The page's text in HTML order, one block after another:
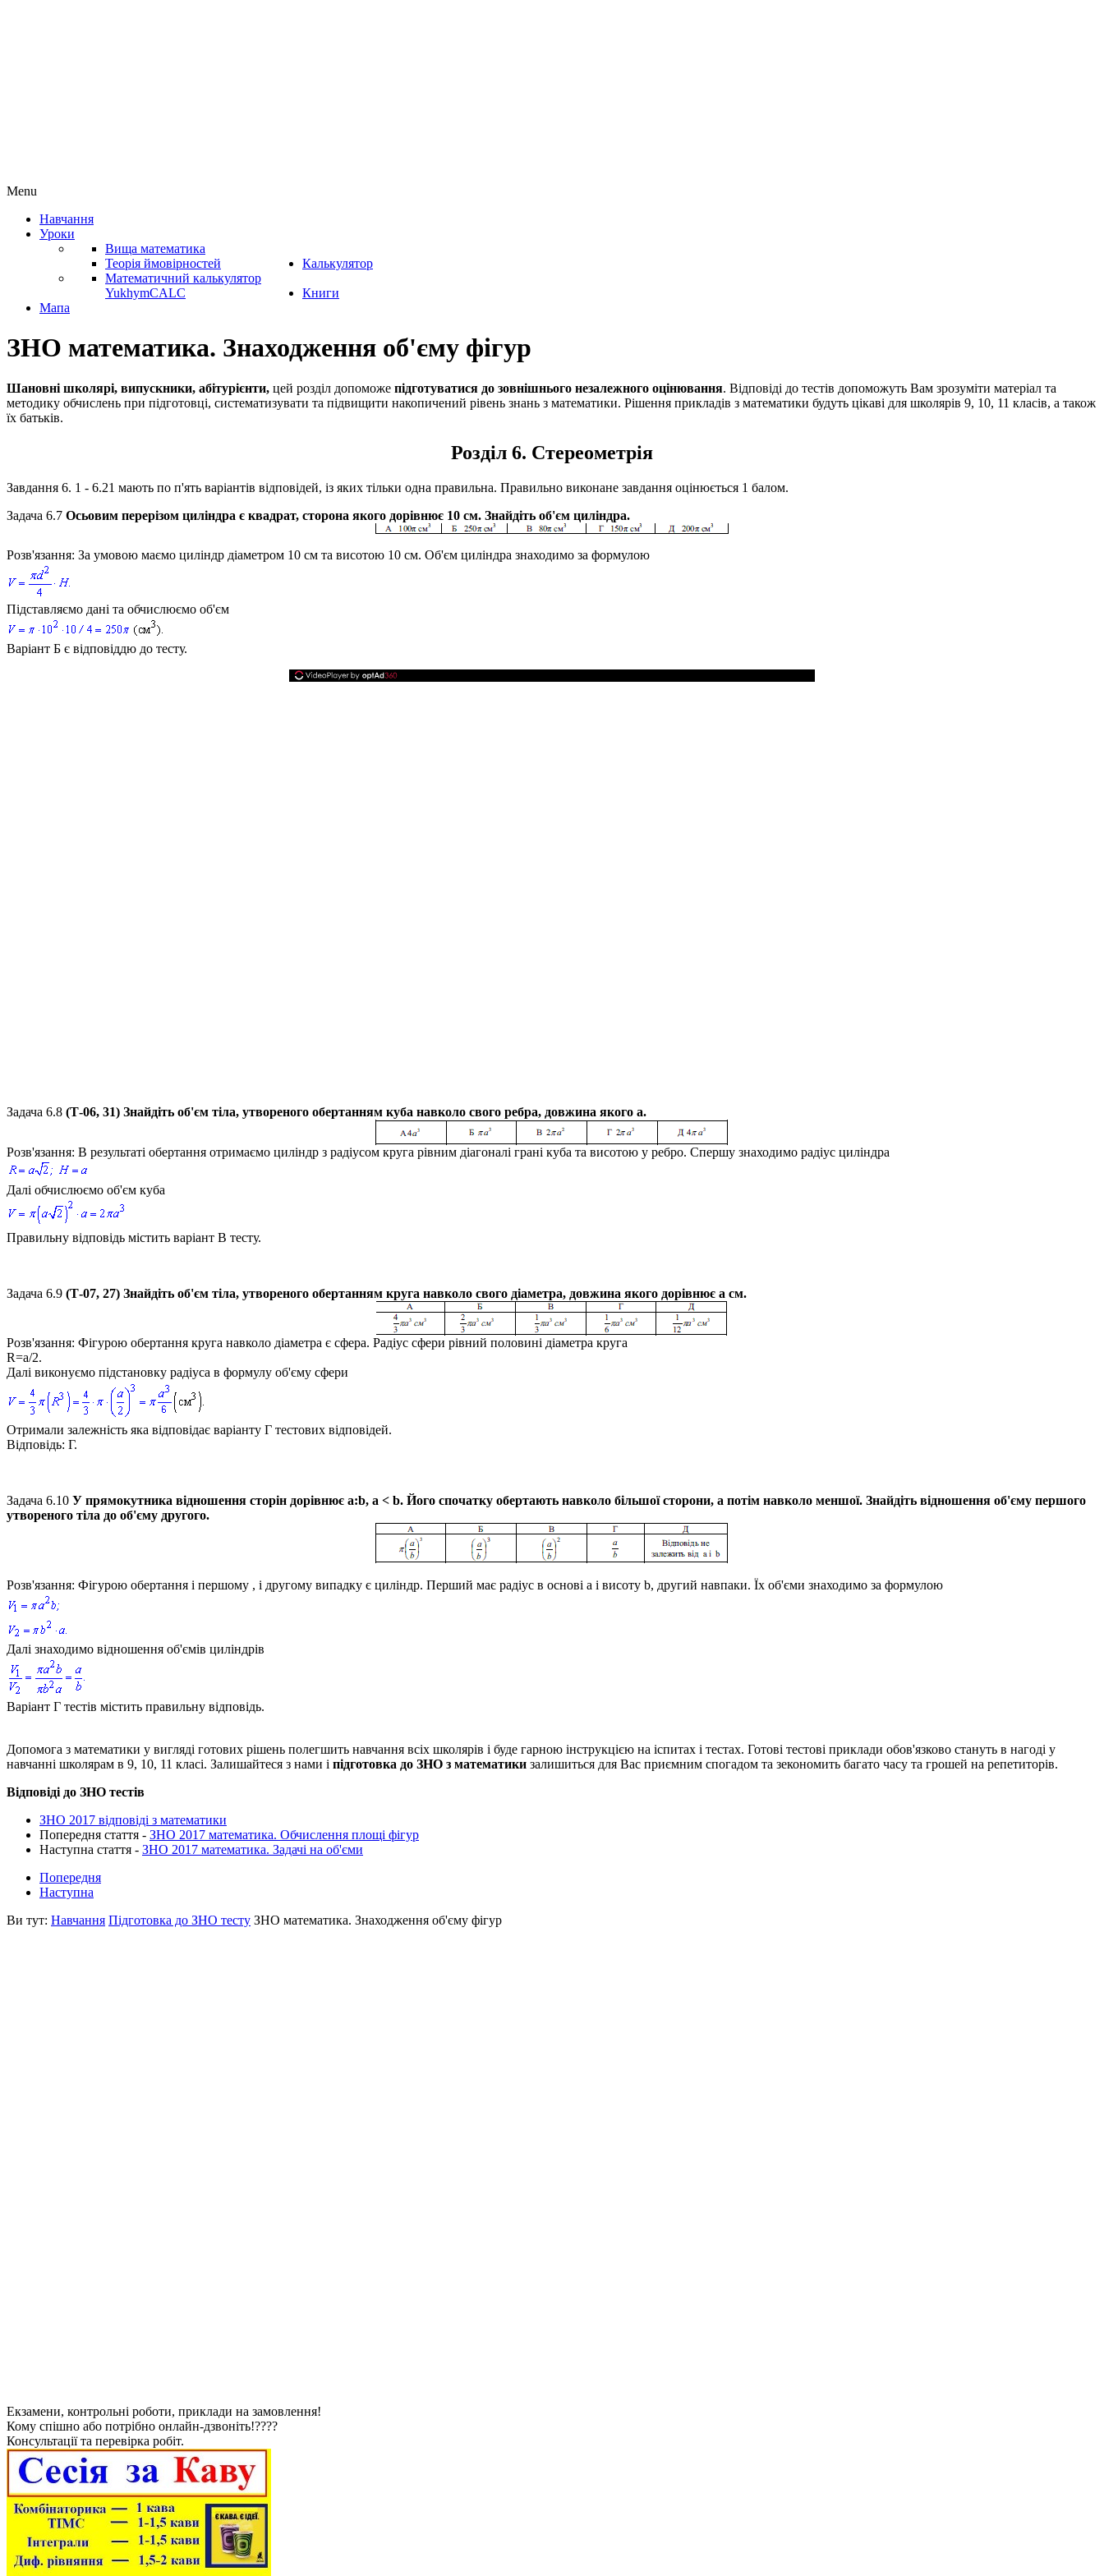
Menu
Навчання
Уроки
Вища математика
Теорія ймовірностей
Калькулятор
Математичний калькулятор
YukhymCALC
Книги
Мапа
ЗНО математика. Знаходження об'єму фігур
Шановні школярі, випускники, абітурієнти, цей розділ допоможе підготуватися до зовнішнього незалежного оцінювання. Відповіді до тестів допоможуть Вам зрозуміти матеріал та
методику обчислень при підготовці, систематизувати та підвищити накопичений рівень знань з математики. Рішення прикладів з математики будуть цікаві для школярів 9, 10, 11 класів, а також
їх батьків.
Розділ 6. Стереометрія
Завдання 6. 1 - 6.21 мають по п'ять варіантів відповідей, із яких тільки одна правильна. Правильно виконане завдання оцінюється 1 балом.
Задача 6.7 Осьовим перерізом циліндра є квадрат, сторона якого дорівнює 10 см. Знайдіть об'єм циліндра.
Розв'язання: За умовою маємо циліндр діаметром 10 см та висотою 10 см. Об'єм циліндра знаходимо за формулою
Підставляємо дані та обчислюємо об'єм
Варіант Б є відповіддю до тесту.
Задача 6.8 (Т-06, 31) Знайдіть об'єм тіла, утвореного обертанням куба навколо свого ребра, довжина якого а.
Розв'язання: В результаті обертання отримаємо циліндр з радіусом круга рівним діагоналі грані куба та висотою у ребро. Спершу знаходимо радіус циліндра
Далі обчислюємо об'єм куба
Правильну відповідь містить варіант В тесту.
Задача 6.9 (Т-07, 27) Знайдіть об'єм тіла, утвореного обертанням круга навколо свого діаметра, довжина якого дорівнює а см.
Розв'язання: Фігурою обертання круга навколо діаметра є сфера. Радіус сфери рівний половині діаметра круга
R=a/2.
Далі виконуємо підстановку радіуса в формулу об'єму сфери
Отримали залежність яка відповідає варіанту Г тестових відповідей.
Відповідь: Г.
Задача 6.10 У прямокутника відношення сторін дорівнює а:b, а < b. Його спочатку обертають навколо більшої сторони, а потім навколо меншої. Знайдіть відношення об'єму першого
утвореного тіла до об'єму другого.
Розв'язання: Фігурою обертання і першому , і другому випадку є циліндр. Перший має радіус в основі а і висоту b, другий навпаки. Їх об'єми знаходимо за формулою
Далі знаходимо відношення об'ємів циліндрів
Варіант Г тестів містить правильну відповідь.
Допомога з математики у вигляді готових рішень полегшить навчання всіх школярів і буде гарною інструкцією на іспитах і тестах. Готові тестові приклади обов'язково стануть в нагоді у
навчанні школярам в 9, 10, 11 класі. Залишайтеся з нами і підготовка до ЗНО з математики залишиться для Вас приємним спогадом та зекономить багато часу та грошей на репетиторів.
Відповіді до ЗНО тестів
ЗНО 2017 відповіді з математики
Попередня стаття - ЗНО 2017 математика. Обчислення площі фігур
Наступна стаття - ЗНО 2017 математика. Задачі на об'єми
Попередня
Наступна
Ви тут: Навчання Підготовка до ЗНО тесту ЗНО математика. Знаходження об'єму фігур
Екзамени, контрольні роботи, приклади на замовлення!
Кому спішно або потрібно онлайн-дзвоніть!????
Консультації та перевірка робіт.